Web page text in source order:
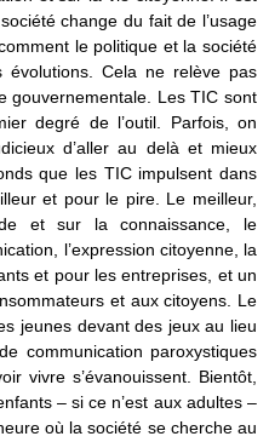
change du fait de l’usage
le politique et la société
évolutions. Cela ne relève pas
gouvernementale. Les TIC sont
degré de l’outil. Parfois, on
d’aller au delà et mieux
que les TIC impulsent dans
et pour le pire. Le meilleur,
et sur la connaissance, le
l’expression citoyenne, la
et pour les entreprises, et un
et aux citoyens. Le
jeunes devant des jeux au lieu
communication paroxystiques
vivre s’évanouissent. Bientôt,
– si ce n’est aux adultes –
où la société se cherche au